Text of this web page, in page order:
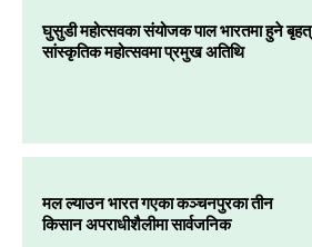
घुसुडी महोत्सवका संयोजक पाल भारतमा हुने बृहत्
सांस्कृतिक महोत्सवमा प्रमुख अतिथि
मल ल्याउन भारत गएका कञ्चनपुरका तीन
किसान अपराधीशैलीमा सार्वजनिक